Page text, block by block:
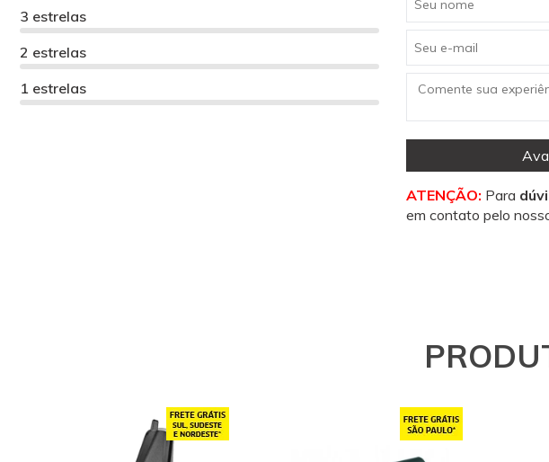
3 estrelas
2 estrelas
1 estrelas
ATENÇÃO: Para
em contato pelo